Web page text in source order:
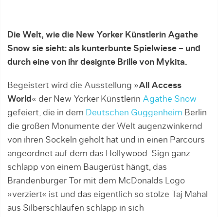
Die Welt, wie die New Yorker Künstlerin Agathe
Snow sie sieht: als kunterbunte Spielwiese – und
durch eine von ihr designte Brille von Mykita.
Begeistert wird die Ausstellung »All Access
World « der New Yorker Künstlerin Agathe Snow
gefeiert, die in dem Deutschen Guggenheim Berlin
die großen Monumente der Welt augenzwinkernd
von ihren Sockeln geholt hat und in einen Parcours
angeordnet auf dem das Hollywood-Sign ganz
schlapp von einem Baugerüst hängt, das
Brandenburger Tor mit dem McDonalds Logo
»verziert« ist und das eigentlich so stolze Taj Mahal
aus Silberschlaufen schlapp in sich